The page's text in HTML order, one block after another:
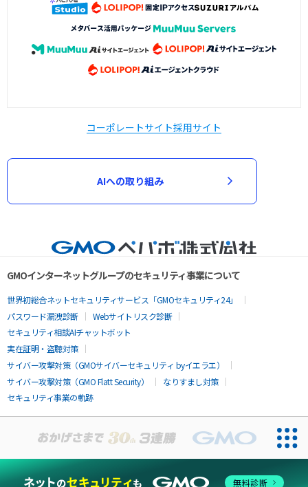
コーポレートサイト採用サイト
AIへの取り組み
GMOインターネットグループのセキュリティ事業について
世界初総合ネットセキュリティサービス「GMOセキュリティ24」
パスワード漏洩診断
Webサイトリスク診断
セキュリティ相談AIチャットボット
実在証明・盗聴対策
サイバー攻撃対策（GMOサイバーセキュリティ byイエラエ）
サイバー攻撃対策（GMO Flatt Security）
なりすまし対策
セキュリティ事業の軌跡
無料診断